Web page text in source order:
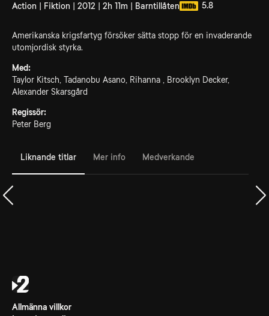
Action | Fiktion | 2012 | 2h 11m | Barntillåten 5.8
Amerikanska krigsfartyg försöker sätta stopp för en invaderande
utomjordisk styrka.
Med:
Taylor Kitsch, Tadanobu Asano, Rihanna , Brooklyn Decker,
Alexander Skarsgård
Regissör:
Peter Berg
Liknande titlar Mer info Medverkande
Allmänna villkor